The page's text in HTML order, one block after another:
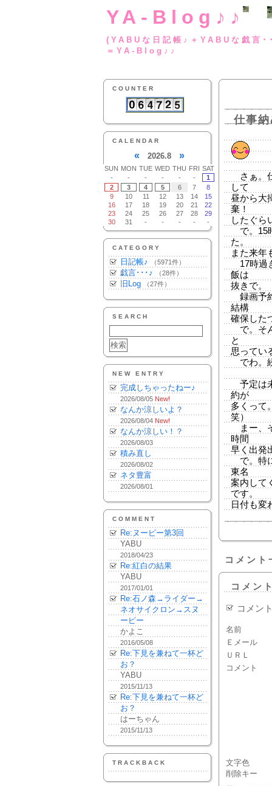
YA-Blog♪♪
(YABUな日記帳♪
＝YA-Blog♪♪
COUNTER
CALENDAR
« 2026.8 »
SUN MON TUE WED THU FRI SAT
-
- - - - -
1
2
3 4 5 6 7
8
9
10 11 12 13 14
15
16
17 18 19 20 21
22
23
24 25 26 27 28
29
30
31 - - - - -
CATEGORY
日記帳♪ （5971件）
戯言･･･♪ （28件）
旧Log （27件）
SEARCH
NEW ENTRY
完成しちゃったねー♪
2026/08/05 New!
なんか涼しいよ？
2026/08/04 New!
なんか涼しい！？
2026/08/03
積み直し
2026/08/02
ネタ豊富
2026/08/01
COMMENT
Re:ヌーピー第3回
YABU
2018/04/23
Re:紅白の結果
YABU
2017/01/01
Re:石ノ森→ライダー→
ネオサイクロン→スヌ
ーピー
かよこ
2016/05/08
Re:下見を兼ねて一杯ど
お？
YABU
2015/11/13
Re:下見を兼ねて一杯ど
お？
はーちゃん
2015/11/13
TRACKBACK
仕事
さぁ。
して
昼から大
棄！
したぐら
で。15
た。
また来年
17時過
飯は
抜きで。
録画予
結構
確保した
で。そ
と
思ってい
でわ。
予定は
約が
多くって
笑）
まー、
時間
早く出発
で。特
東名
案内して
です。
日付も変
コメント
コメン
コメン
名前
Ｅメール
ＵＲＬ
コメント
文字色
削除キー